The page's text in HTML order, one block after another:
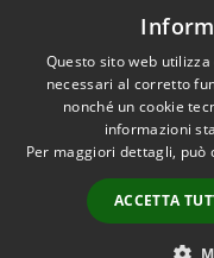
Dichiarazione di
Accessibilità
Questo sito web
necessari al corretto
nonché un cookie
informazioni
Per maggiori dettagli, può
ACCETTA